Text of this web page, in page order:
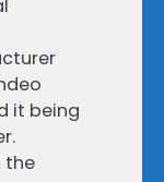
it being
the